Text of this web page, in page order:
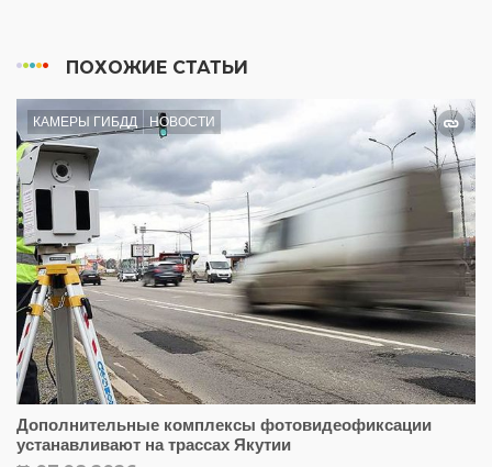
ПОХОЖИЕ СТАТЬИ
КАМЕРЫ ГИБДД НОВОСТИ
Дополнительные комплексы фотовидеофиксации
устанавливают на трассах Якутии